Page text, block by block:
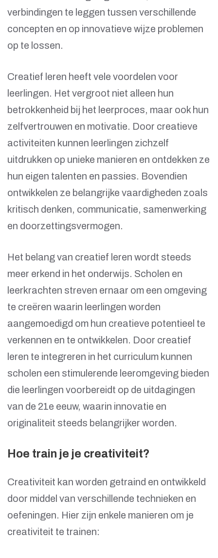
verbindingen te leggen tussen verschillende
concepten en op innovatieve wijze problemen
op te lossen.
Creatief leren heeft vele voordelen voor
leerlingen. Het vergroot niet alleen hun
betrokkenheid bij het leerproces, maar ook hun
zelfvertrouwen en motivatie. Door creatieve
activiteiten kunnen leerlingen zichzelf
uitdrukken op unieke manieren en ontdekken ze
hun eigen talenten en passies. Bovendien
ontwikkelen ze belangrijke vaardigheden zoals
kritisch denken, communicatie, samenwerking
en doorzettingsvermogen.
Het belang van creatief leren wordt steeds
meer erkend in het onderwijs. Scholen en
leerkrachten streven ernaar om een omgeving
te creëren waarin leerlingen worden
aangemoedigd om hun creatieve potentieel te
verkennen en te ontwikkelen. Door creatief
leren te integreren in het curriculum kunnen
scholen een stimulerende leeromgeving bieden
die leerlingen voorbereidt op de uitdagingen
van de 21e eeuw, waarin innovatie en
originaliteit steeds belangrijker worden.
Hoe train je je creativiteit?
Creativiteit kan worden getraind en ontwikkeld
door middel van verschillende technieken en
oefeningen. Hier zijn enkele manieren om je
creativiteit te trainen: